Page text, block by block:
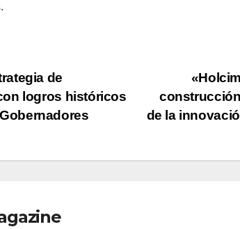
de la
de
logros históricos